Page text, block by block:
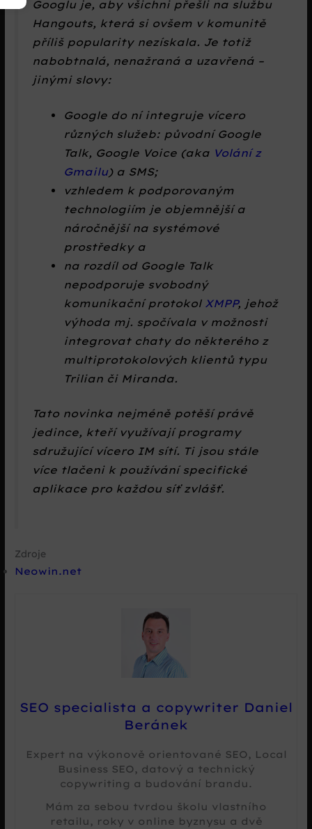
Googlu je, aby všichni přešli na službu
Hangouts, která si ovšem v komunitě
příliš popularity nezískala. Je totiž
nabobtnalá, nenažraná a uzavřená –
jinými slovy:
Google do ní integruje vícero
různých služeb: původní Google
Talk, Google Voice (aka Volání z
Gmailu) a SMS;
vzhledem k podporovaným
technologiím je objemnější a
náročnější na systémové
prostředky a
na rozdíl od Google Talk
nepodporuje svobodný
komunikační protokol XMPP, jehož
výhoda mj. spočívala v možnosti
integrovat chaty do některého z
multiprotokolových klientů typu
Trilian či Miranda.
Tato novinka nejméně potěší právě
jedince, kteří využívají programy
sdružující vícero IM sítí. Ti jsou stále
více tlačeni k používání specifické
aplikace pro každou síť zvlášť.
Zdroje
Neowin.net
SEO specialista a copywriter Daniel
Beránek
Expert na výkonově orientované SEO, Local
Business SEO, datový a technický
copywriting a budování brandu.
Mám za sebou tvrdou školu vlastního
retailu, roky v online byznysu a dvě